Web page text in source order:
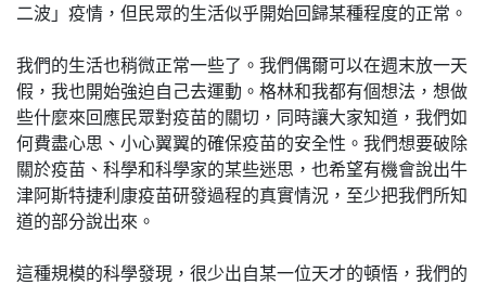
二波」疫情，但民眾的生活似乎開始回歸某種程度的正常。
我們的生活也稍微正常一些了。我們偶爾可以在週末放一天
假，我也開始強迫自己去運動。格林和我都有個想法，想做
些什麼來回應民眾對疫苗的關切，同時讓大家知道，我們如
何費盡心思、小心翼翼的確保疫苗的安全性。我們想要破除
關於疫苗、科學和科學家的某些迷思，也希望有機會說出牛
津阿斯特捷利康疫苗研發過程的真實情況，至少把我們所知
道的部分說出來。
這種規模的科學發現，很少出自某一位天才的頓悟，我們的